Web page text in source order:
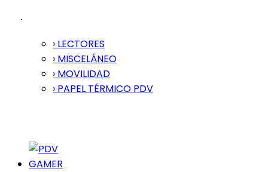
› LECTORES
› MISCELÁNEO
› MOVILIDAD
› PAPEL TÉRMICO PDV
GAMER